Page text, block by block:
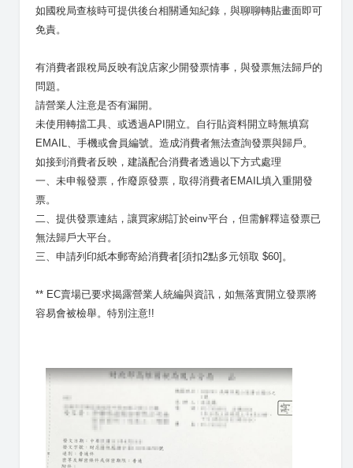
如國稅局查核時可提供後台相關通知紀錄，與聊聊轉貼畫面即可
免責。
有消費者跟稅局反映有說店家少開發票情事，與發票無法歸戶的
問題。
請營業人注意是否有漏開。
未使用轉擋工具、或透過API開立。自行貼資料開立時無填寫
EMAIL、手機或會員編號。造成消費者無法查詢發票與歸戶。
如接到消費者反映，建議配合消費者透過以下方式處理
一、未申報發票，作廢原發票，取得消費者EMAIL填入重開發
票。
二、提供發票連結，讓買家綁訂於einv平台，但需解釋這發票已
無法歸戶大平台。
三、申請列印紙本郵寄給消費者[須扣2點多元領取 $60]。
** EC賣場已要求揭露營業人統編與資訊，如無落實開立發票將
容易會被檢舉。特別注意!!